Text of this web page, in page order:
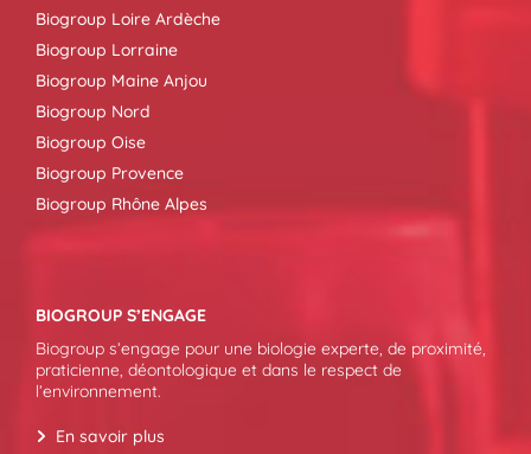
Biogroup Loire Ardèche
Biogroup Lorraine
Biogroup Maine Anjou
Biogroup Nord
Biogroup Oise
Biogroup Provence
Biogroup Rhône Alpes
BIOGROUP S’ENGAGE
Biogroup s’engage pour une biologie experte, de proximité,
praticienne, déontologique et dans le respect de
l’environnement.
En savoir plus